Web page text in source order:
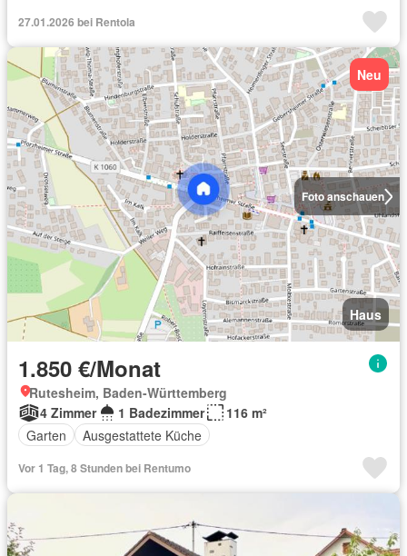
27.01.2026 bei Rentola
Foto anschauen
Neu
Haus
1.850 €/Monat
Rutesheim, Baden-Württemberg
4 Zimmer
1 Badezimmer
116 m²
Garten
Ausgestattete Küche
Vor 1 Tag, 8 Stunden bei Rentumo